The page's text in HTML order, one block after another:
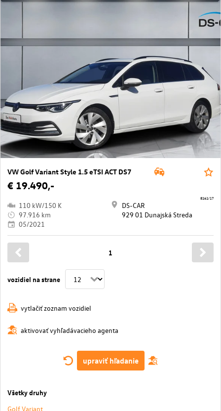
VW Golf Variant Style 1.5 eTSI ACT DS7
€ 19.490,-
110 kW/150 K
97.916 km
05/2021
DS-CAR
929 01 Dunajská Streda
8161/17
vozidiel na strane
1
vytlačiť zoznam vozidiel
aktivovať vyhľadávacieho agenta
upraviť hľadanie
Všetky druhy
Golf Variant